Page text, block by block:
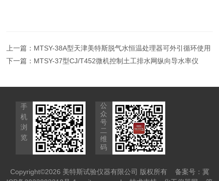
上一篇： MTSY-38A型天津美特斯脱气水恒温处理器可外引循环使用
下一篇： MTSY-37型CJ/T452微机控制土工排水网纵向导水率仪
手
机
浏
览
公
众
号
二
维
码
Copyright©2026 美特斯试验仪器有限公司 版权所有 备案号：冀